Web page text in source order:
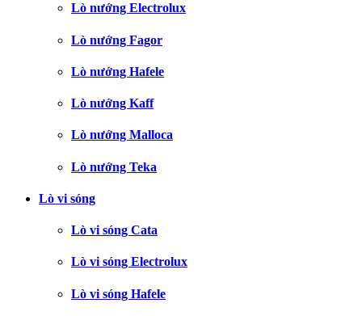
Lò nướng Electrolux
Lò nướng Fagor
Lò nướng Hafele
Lò nướng Kaff
Lò nướng Malloca
Lò nướng Teka
Lò vi sóng
Lò vi sóng Cata
Lò vi sóng Electrolux
Lò vi sóng Hafele